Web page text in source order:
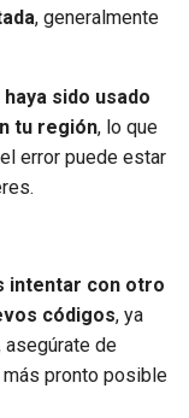
, generalmente
haya sido usado
tu región, lo que
error puede estar
intentar con otro
códigos, ya
asegúrate de
pronto posible